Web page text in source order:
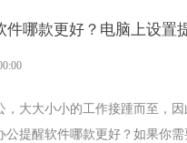
件哪款更好？电脑上设置
，大大小小的工作接踵而至，
公提醒软件哪款更好？如果你